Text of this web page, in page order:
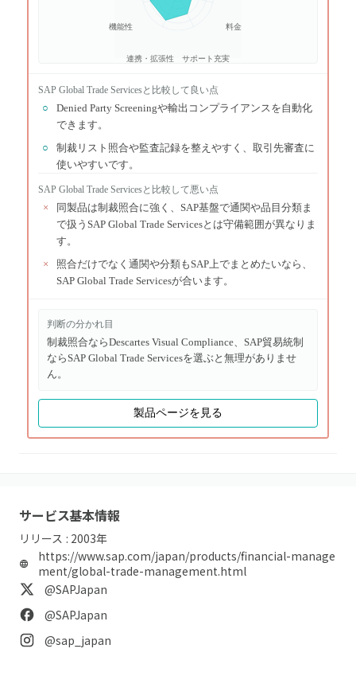
料金
サポート充実
連携・拡張性
機能性
SAP Global Trade Servicesと比較して良い点
○
Denied Party Screeningや輸出コンプライアンスを自動化
できます。
○
制裁リスト照合や監査記録を整えやすく、取引先審査に
使いやすいです。
SAP Global Trade Servicesと比較して悪い点
×
同製品は制裁照合に強く、SAP基盤で通関や品目分類ま
で扱うSAP Global Trade Servicesとは守備範囲が異なりま
す。
×
照合だけでなく通関や分類もSAP上でまとめたいなら、
SAP Global Trade Servicesが合います。
判断の分かれ目
制裁照合ならDescartes Visual Compliance、SAP貿易統制
ならSAP Global Trade Servicesを選ぶと無理がありませ
ん。
製品ページを見る
サービス基本情報
リリース : 2003年
https://www.sap.com/japan/products/financial-manage
ment/global-trade-management.html
@SAPJapan
@SAPJapan
@sap_japan